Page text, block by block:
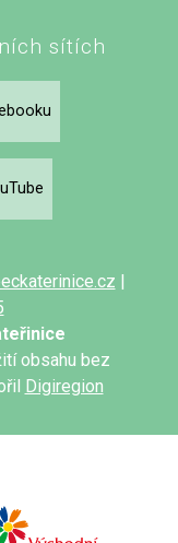
sítích
|
obsahu bez
Digiregion